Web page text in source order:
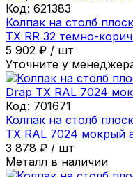
Код: 621383
Колпак на столб
ТХ RR 32 темно-
5 902 ₽ / шт
Уточните у
Код: 701671
Колпак на столб
ТХ RAL 7024 мокрый
3 878 ₽ / шт
Металл в наличии